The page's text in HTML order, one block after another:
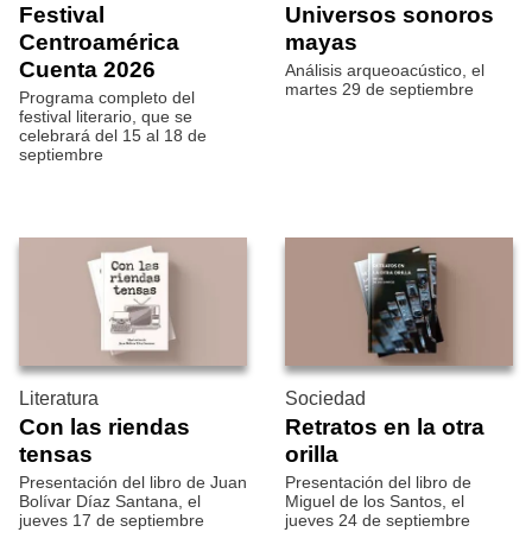
Festival
Centroamérica
Cuenta 2026
Programa completo del
festival literario, que se
celebrará del 15 al 18 de
septiembre
Universos sonoros
mayas
Análisis arqueoacústico, el
martes 29 de septiembre
Literatura
Con las riendas
tensas
Presentación del libro de Juan
Bolívar Díaz Santana, el
jueves 17 de septiembre
Sociedad
Retratos en la otra
orilla
Presentación del libro de
Miguel de los Santos, el
jueves 24 de septiembre